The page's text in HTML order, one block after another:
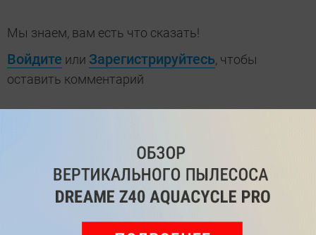
Мы знаем, вам есть что сказать!
Войдите или Зарегистрируйтесь, чтобы
оставить комментарий